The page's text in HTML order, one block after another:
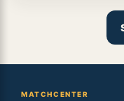
stikpiller
Rundt
MATCHCENTER